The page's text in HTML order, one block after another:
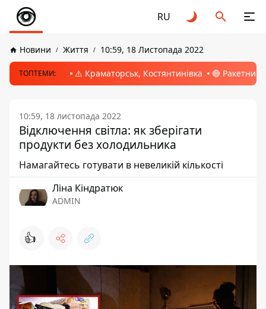
RU
Новини Життя 10:59, 18 Листопада 2022
ТОПТЕМИ: ⚠️ Краматорськ, Костянтинівка 🔴 Ракетний
10:59, 18 листопада 2022
Відключення світла: як зберігати
продукти без холодильника
Намагайтесь готувати в невеликій кількості
Ліна Кіндратюк
ADMIN
👍